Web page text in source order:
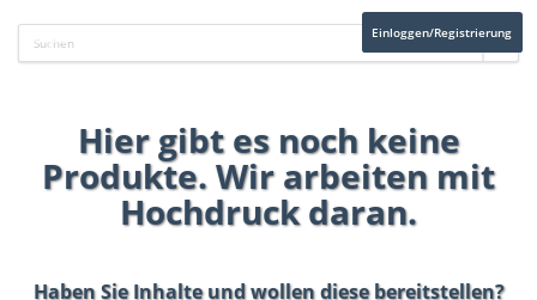
Einloggen/Registrierung
Hier gibt es noch keine
Produkte. Wir arbeiten mit
Hochdruck daran.
Haben Sie Inhalte und wollen diese bereitstellen?